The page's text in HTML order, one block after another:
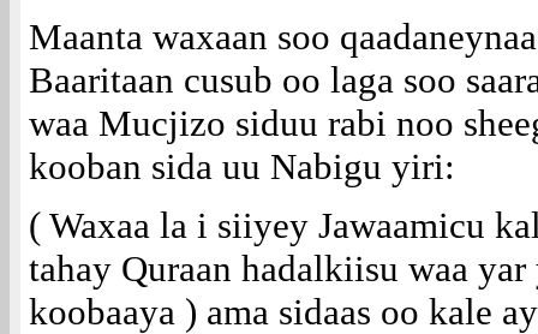
Maanta waxaan soo
Baaritaan cusub oo laga soo
waa Mucjizo siduu rabi noo
kooban sida uu Nabigu yiri:
( Waxaa la i siiyey Jawaamicu
tahay Quraan hadalkiisu waa yar
koobaaya ) ama sidaas oo kale